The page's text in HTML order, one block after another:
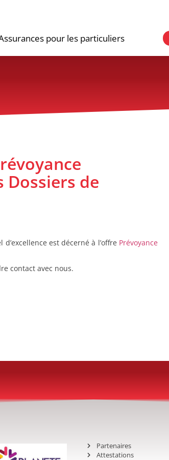
pour les particuliers
Dossiers de
est décerné à l’offre Prévoyance
contact avec nous.
Partenaires
Attestations